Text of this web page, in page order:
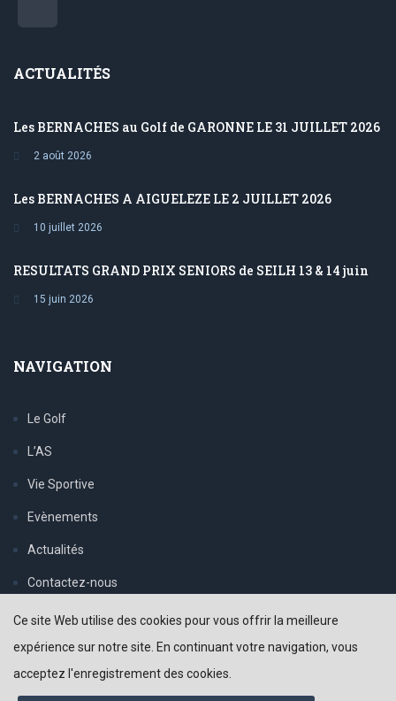
ACTUALITÉS
Les BERNACHES au Golf de GARONNE LE 31 JUILLET 2026
2 août 2026
Les BERNACHES A AIGUELEZE LE 2 JUILLET 2026
10 juillet 2026
RESULTATS GRAND PRIX SENIORS de SEILH 13 & 14 juin
15 juin 2026
NAVIGATION
Le Golf
L’AS
Vie Sportive
Evènements
Actualités
Contactez-nous
Politique de confidentialité
Ce site Web utilise des cookies pour vous offrir la meilleure
expérience sur notre site. En continuant votre navigation, vous
acceptez l'enregistrement des cookies.